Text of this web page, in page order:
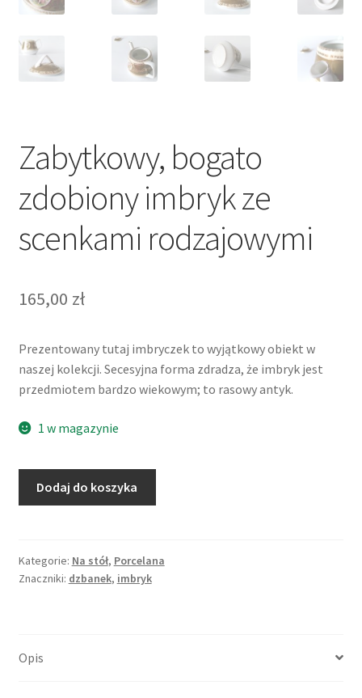
Zabytkowy, bogato
zdobiony imbryk ze
scenkami rodzajowymi
165,00 zł
Prezentowany tutaj imbryczek to wyjątkowy obiekt w
naszej kolekcji. Secesyjna forma zdradza, że imbryk jest
przedmiotem bardzo wiekowym; to rasowy antyk.
1 w magazynie
Zabytkowy,
imbryk
ze
Dodaj do koszyka
Kategorie: Na stół, Porcelana
Znaczniki: dzbanek, imbryk
Opis